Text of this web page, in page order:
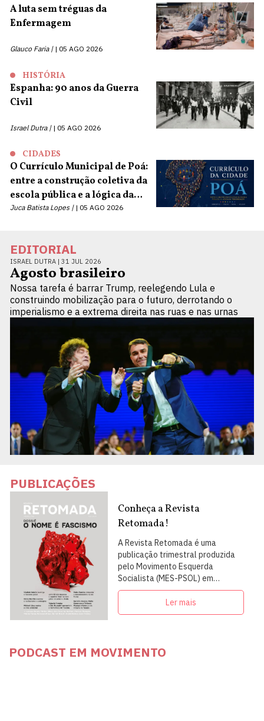
A luta sem tréguas da
Enfermagem
Glauco Faria | 05 AGO 2026
HISTÓRIA
Espanha: 90 anos da Guerra
Civil
Israel Dutra | 05 AGO 2026
CIDADES
O Currículo Municipal de Poá:
entre a construção coletiva da
escola pública e a lógica da
terceirização
Juca Batista Lopes | 05 AGO 2026
EDITORIAL
ISRAEL DUTRA | 31 JUL 2026
Agosto brasileiro
Nossa tarefa é barrar Trump, reelegendo Lula e
construindo mobilização para o futuro, derrotando o
imperialismo e a extrema direita nas ruas e nas urnas
PUBLICAÇÕES
Conheça a Revista
Retomada!
A Revista Retomada é uma
publicação trimestral produzida
pelo Movimento Esquerda
Socialista (MES-PSOL) em
articulação com intelectuais,
militantes e artistas
Ler mais
PODCAST EM MOVIMENTO